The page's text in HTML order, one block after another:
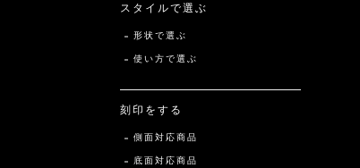
スタイルで選ぶ
形状で選ぶ
使い方で選ぶ
刻印をする
側面対応商品
底面対応商品